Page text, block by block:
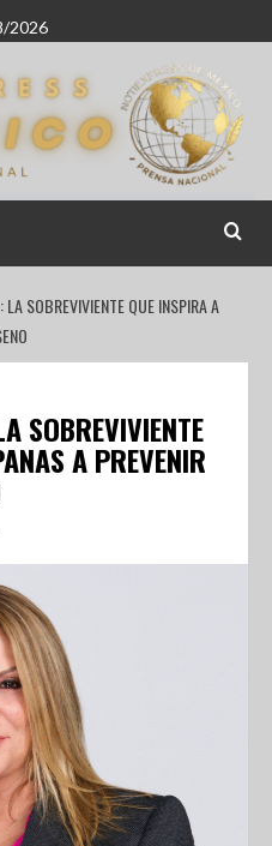
2026
SOBREVIVIENTE QUE INSPIRA A
SOBREVIVIENTE
A PREVENIR